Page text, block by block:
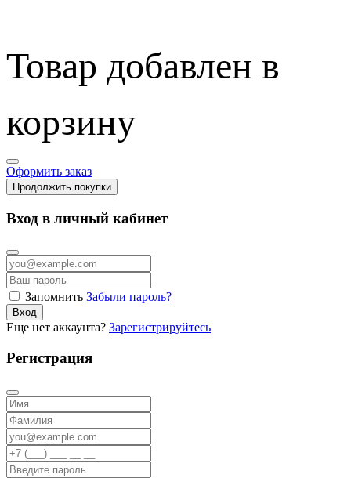
Товар добавлен в
корзину
Оформить заказ
Продолжить покупки
Вход в личный кабинет
Запомнить Забыли пароль?
Вход
Еще нет аккаунта? Зарегистрируйтесь
Регистрация